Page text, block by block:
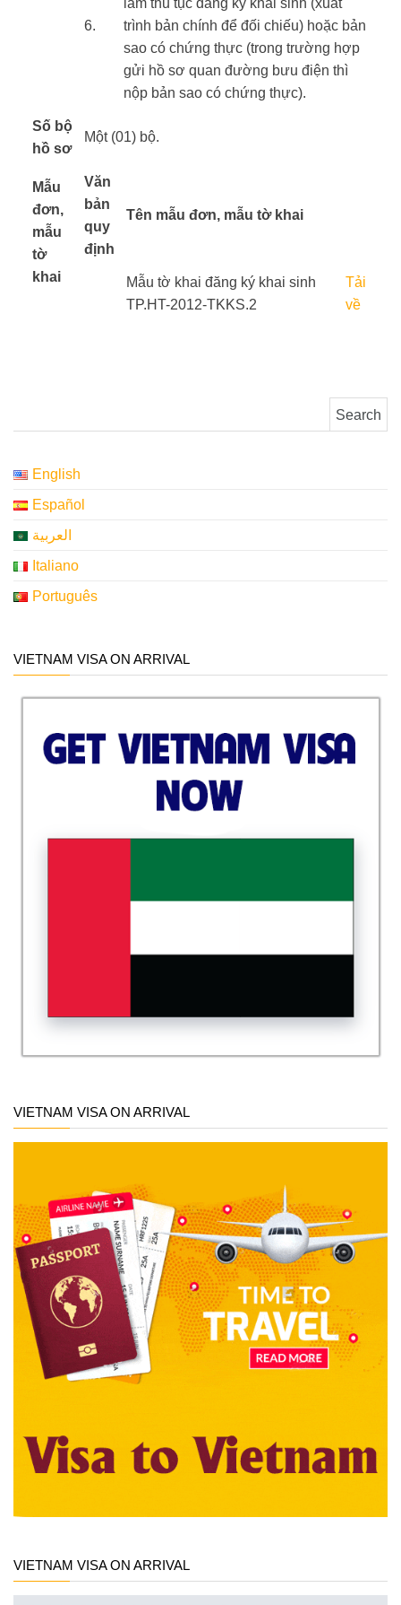
​6.
trình bản chính để đối chiếu) hoặc bản
sao có chứng thực (trong trường hợp
gửi hồ sơ quan đường bưu điện thì
nộp bản sao có chứng thực).
Số bộ
hồ sơ
Một (01) bộ.
Mẫu
đơn,
mẫu
tờ
khai
​Văn
bản
quy
định
Tên mẫu đơn, mẫu tờ khai
Mẫu tờ khai đăng ký khai sinh
TP.HT-2012-TKKS.2
Tải
về
English
Español
العربية
Italiano
Português
VIETNAM VISA ON ARRIVAL
VIETNAM VISA ON ARRIVAL
VIETNAM VISA ON ARRIVAL